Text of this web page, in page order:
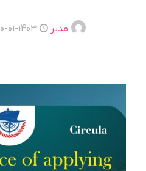
مدیر 1403-01-20